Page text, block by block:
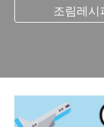
조림레